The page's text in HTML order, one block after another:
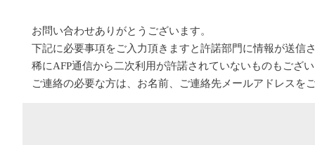
お問い合わせありがとうございます。
下記に必要事項をご入力頂きますと許諾部門に情報が送信
稀にAFP通信から二次利用が許諾されていないものもござ
ご連絡の必要な方は、お名前、ご連絡先メールアドレスを